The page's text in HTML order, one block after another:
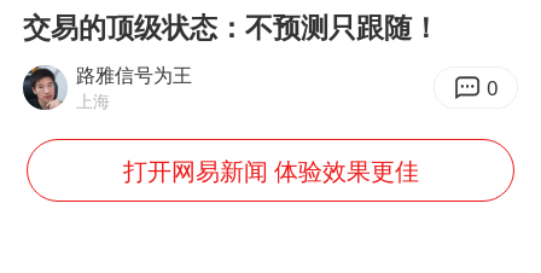
2025年小学教师减少13.19万
泰国：高度重视中国游客旅游体验
交易的顶级状态：不预测只跟随！
路雅信号为王
上海 0
打开网易新闻 体验效果更佳